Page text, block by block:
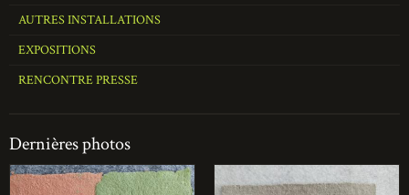
AUTRES INSTALLATIONS
EXPOSITIONS
RENCONTRE PRESSE
Dernières photos